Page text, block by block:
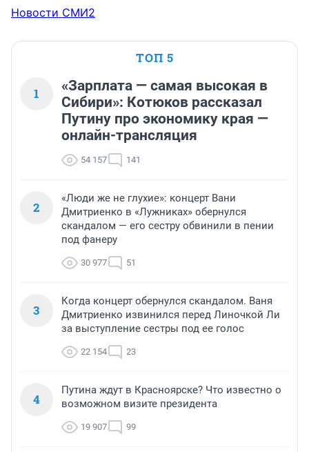
Новости СМИ2
ТОП 5
1
«Зарплата — самая высокая в
Сибири»: Котюков рассказал
Путину про экономику края —
онлайн-трансляция
54 157 141
2
«Люди же не глухие»: концерт Вани
Дмитриенко в «Лужниках» обернулся
скандалом — его сестру обвинили в пении
под фанеру
30 977 51
3
Когда концерт обернулся скандалом. Ваня
Дмитриенко извинился перед Линочкой Ли
за выступление сестры под ее голос
22 154 23
4
Путина ждут в Красноярске? Что известно о
возможном визите президента
19 907 99